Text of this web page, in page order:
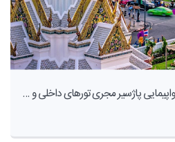
تورهای اقساطی تایلند آژانس هواپیمایی پاژسیر مجری تورهای داخلی و خارجی اقساطی از مشهد